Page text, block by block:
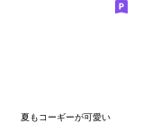
夏もコーギーが可愛い